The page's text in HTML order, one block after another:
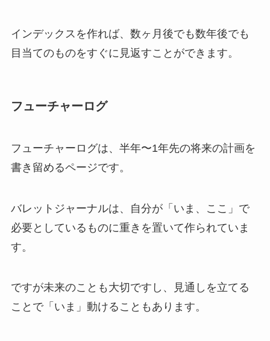
インデックスを作れば、数ヶ月後でも数年後でも
目当てのものをすぐに見返すことができます。
フューチャーログ
フューチャーログは、半年〜1年先の将来の計画を
書き留めるページです。
バレットジャーナルは、自分が「いま、ここ」で
必要としているものに重きを置いて作られていま
す。
ですが未来のことも大切ですし、見通しを立てる
ことで「いま」動けることもあります。